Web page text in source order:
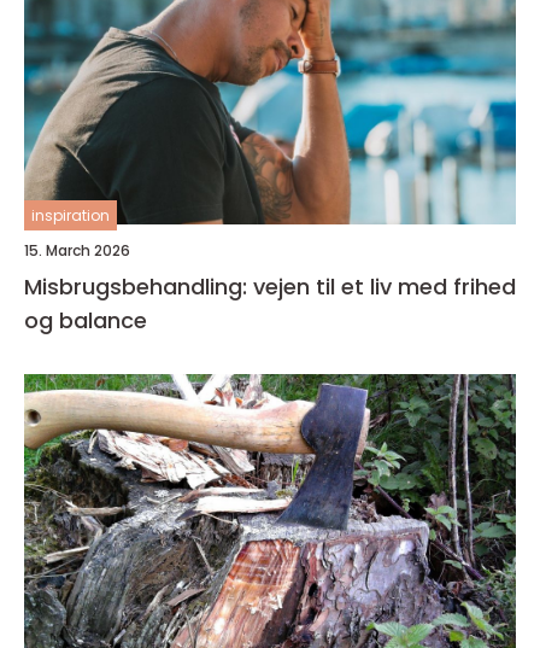
inspiration
15. March 2026
Misbrugsbehandling: vejen til et liv med frihed
og balance